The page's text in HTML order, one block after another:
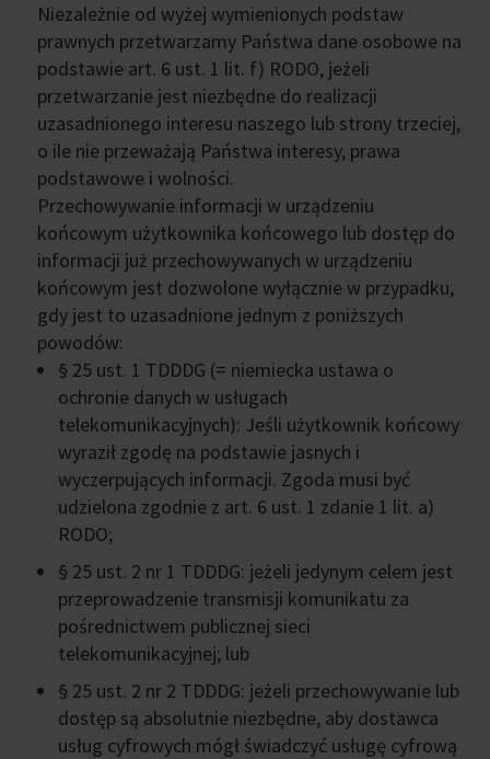
Niezależnie od wyżej wymienionych podstaw
prawnych przetwarzamy Państwa dane osobowe na
podstawie art. 6 ust. 1 lit. f) RODO, jeżeli
przetwarzanie jest niezbędne do realizacji
uzasadnionego interesu naszego lub strony trzeciej,
o ile nie przeważają Państwa interesy, prawa
podstawowe i wolności.
Przechowywanie informacji w urządzeniu
końcowym użytkownika końcowego lub dostęp do
informacji już przechowywanych w urządzeniu
końcowym jest dozwolone wyłącznie w przypadku,
gdy jest to uzasadnione jednym z poniższych
powodów:
§ 25 ust. 1 TDDDG (= niemiecka ustawa o
ochronie danych w usługach
telekomunikacyjnych): Jeśli użytkownik końcowy
wyraził zgodę na podstawie jasnych i
wyczerpujących informacji. Zgoda musi być
udzielona zgodnie z art. 6 ust. 1 zdanie 1 lit. a)
RODO;
§ 25 ust. 2 nr 1 TDDDG: jeżeli jedynym celem jest
przeprowadzenie transmisji komunikatu za
pośrednictwem publicznej sieci
telekomunikacyjnej; lub
§ 25 ust. 2 nr 2 TDDDG: jeżeli przechowywanie lub
dostęp są absolutnie niezbędne, aby dostawca
usług cyfrowych mógł świadczyć usługę cyfrową